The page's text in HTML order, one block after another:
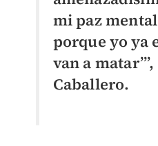
mi paz
porque yo ya
van a
Caballero.